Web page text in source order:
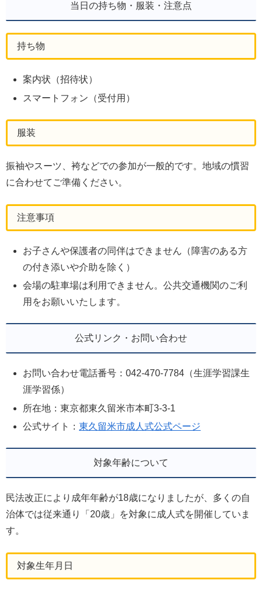
当日の持ち物・服装・注意点
持ち物
案内状（招待状）
スマートフォン（受付用）
服装
振袖やスーツ、袴などでの参加が一般的です。地域の慣習
に合わせてご準備ください。
注意事項
お子さんや保護者の同伴はできません（障害のある方
の付き添いや介助を除く）
会場の駐車場は利用できません。公共交通機関のご利
用をお願いいたします。
公式リンク・お問い合わせ
お問い合わせ電話番号：042-470-7784（生涯学習課生
涯学習係）
所在地：東京都東久留米市本町3-3-1
公式サイト：東久留米市成人式公式ページ
対象年齢について
民法改正により成年年齢が18歳になりましたが、多くの自
治体では従来通り「20歳」を対象に成人式を開催していま
す。
対象生年月日